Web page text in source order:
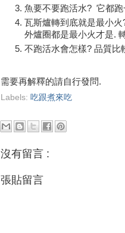
魚要不要跑活水? 它都
瓦斯爐轉到底就是最小
外爐圈都是最小火才是.
不跑活水會怎樣? 品質比
需要再解釋的請自行發問.
Labels: 吃跟煮來吃
沒有留言 :
張貼留言